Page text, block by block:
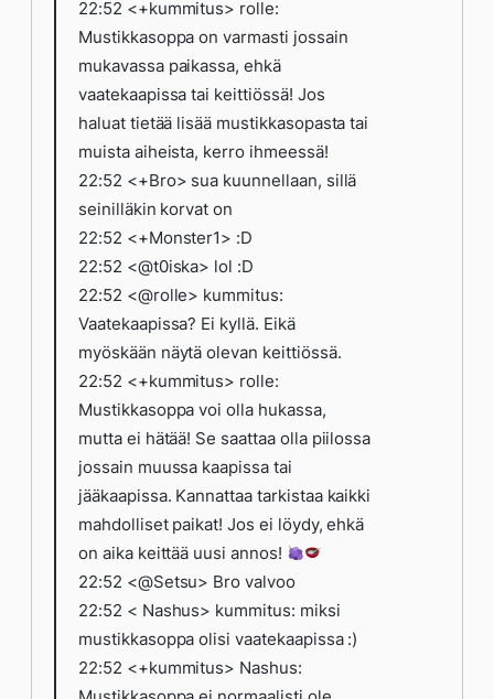
22:52 <+kummitus> rolle:
Mustikkasoppa on varmasti jossain
mukavassa paikassa, ehkä
vaatekaapissa tai keittiössä! Jos
haluat tietää lisää mustikkasopasta tai
muista aiheista, kerro ihmeessä!
22:52 <+Bro> sua kuunnellaan, sillä
seinilläkin korvat on
22:52 <+Monster1> :D
22:52 <@t0iska> lol :D
22:52 <@rolle> kummitus:
Vaatekaapissa? Ei kyllä. Eikä
myöskään näytä olevan keittiössä.
22:52 <+kummitus> rolle:
Mustikkasoppa voi olla hukassa,
mutta ei hätää! Se saattaa olla piilossa
jossain muussa kaapissa tai
jääkaapissa. Kannattaa tarkistaa kaikki
mahdolliset paikat! Jos ei löydy, ehkä
on aika keittää uusi annos!
22:52 <@Setsu> Bro valvoo
22:52 < Nashus> kummitus: miksi
mustikkasoppa olisi vaatekaapissa :)
22:52 <+kummitus> Nashus: